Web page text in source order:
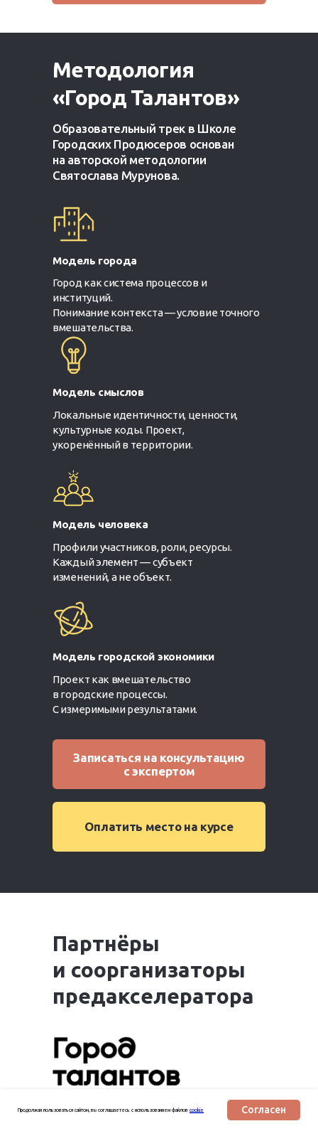
Продолжая пользоваться сайтом, вы соглашаетесь с использованием файлов cookie Согласен
Методология
«Город Талантов»
Модель городской экономики
Модель города
Записаться на консультацию
с экспертом
Оплатить место на курсе
Модель смыслов
Образовательный трек в Школе
Городских Продюсеров основан
на авторской методологии
Святослава Мурунова.
Модель человека
Проект как вмешательство
в городские процессы.
С измеримыми результатами.
Город как система процессов и
институций.
Понимание контекста — условие точного
вмешательства.
Локальные идентичности, ценности,
культурные коды. Проект,
укоренённый в территории.
Профили участников, роли, ресурсы.
Каждый элемент — субъект
изменений, а не объект.
Партнёры
и соорганизаторы
предакселератора